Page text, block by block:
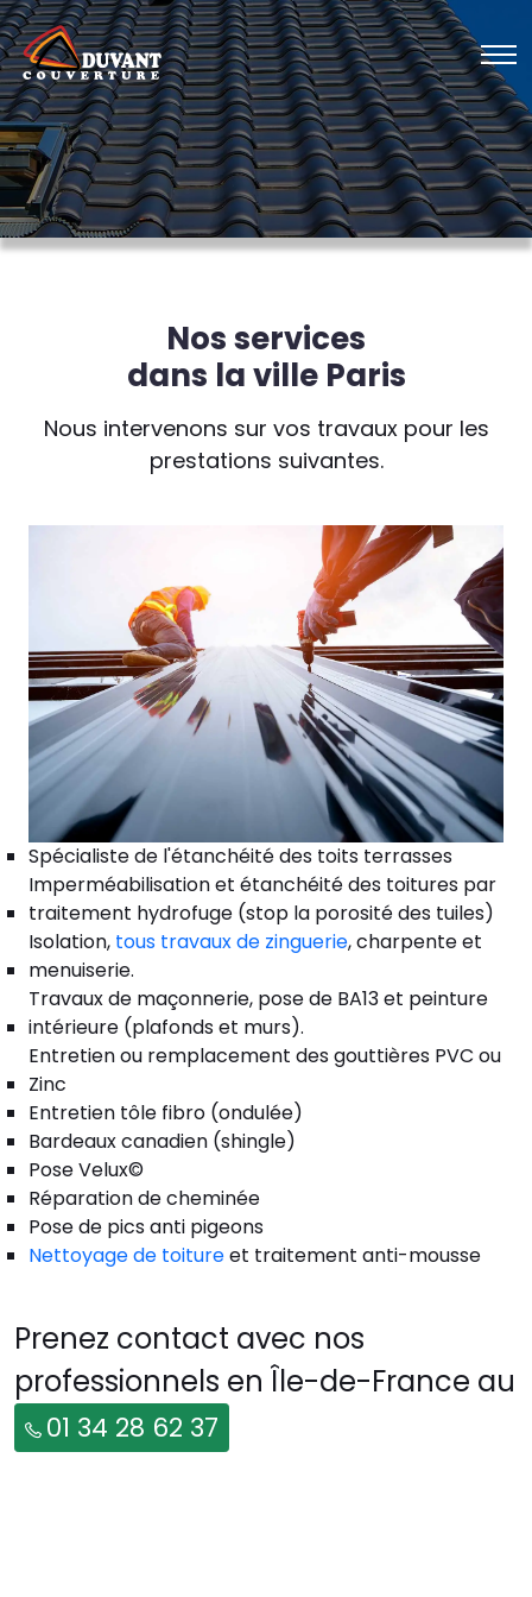
Nos services
dans la ville Paris
Nous intervenons sur vos travaux pour les
prestations suivantes.
Spécialiste de l'étanchéité des toits terrasses
Imperméabilisation et étanchéité des toitures par
traitement hydrofuge (stop la porosité des tuiles)
Isolation, tous travaux de zinguerie, charpente et
menuiserie.
Travaux de maçonnerie, pose de BA13 et peinture
intérieure (plafonds et murs).
Entretien ou remplacement des gouttières PVC ou
Zinc
Entretien tôle fibro (ondulée)
Bardeaux canadien (shingle)
Pose Velux©
Réparation de cheminée
Pose de pics anti pigeons
Nettoyage de toitureet traitement anti-mousse
Prenez contact avec nos
professionnels en Île-de-France au
01 34 28 62 37